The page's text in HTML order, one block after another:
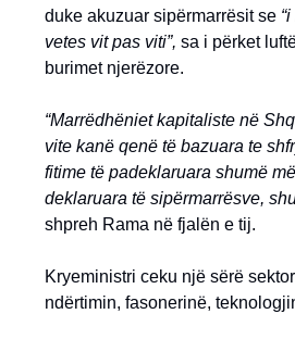
duke akuzuar sipërmarrësit se
vetes vit pas viti”, sa i përket
burimet njerëzore.
“Marrëdhëniet kapitaliste në
vite kanë qenë të bazuara te
fitime të padeklaruara shumë
deklaruara të sipërmarrësve,
shpreh Rama në fjalën e tij.
Kryeministri ceku një sërë
ndërtimin, fasonerinë,